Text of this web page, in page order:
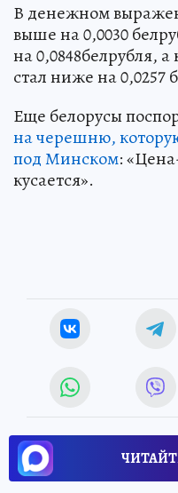
В денежном
выше на 0,0030
на 0,0848белрубля, а
стал ниже на 0,0257
Еще белорусы
на черешню,
под Минском:
кусается».